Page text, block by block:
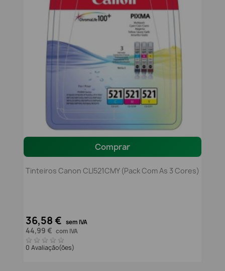
Comprar
Tinteiros Canon CLI521CMY (pack Com As 3 Cores)
36,58 € sem IVA
44,99 € com IVA
0 Avaliação(ões)